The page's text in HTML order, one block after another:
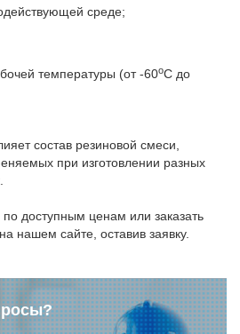
среде;
температуры (от -60оС до
состав резиновой смеси,
при изготовлении разных
доступным ценам или заказать
нашем сайте, оставив заявку.